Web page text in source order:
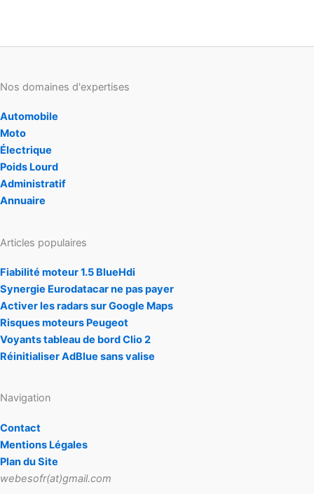
Nos domaines d'expertises
Automobile
Moto
Électrique
Poids Lourd
Administratif
Annuaire
Articles populaires
Fiabilité moteur 1.5 BlueHdi
Synergie Eurodatacar ne pas payer
Activer les radars sur Google Maps
Risques moteurs Peugeot
Voyants tableau de bord Clio 2
Réinitialiser AdBlue sans valise
Navigation
Contact
Mentions Légales
Plan du Site
webesofr(at)gmail.com